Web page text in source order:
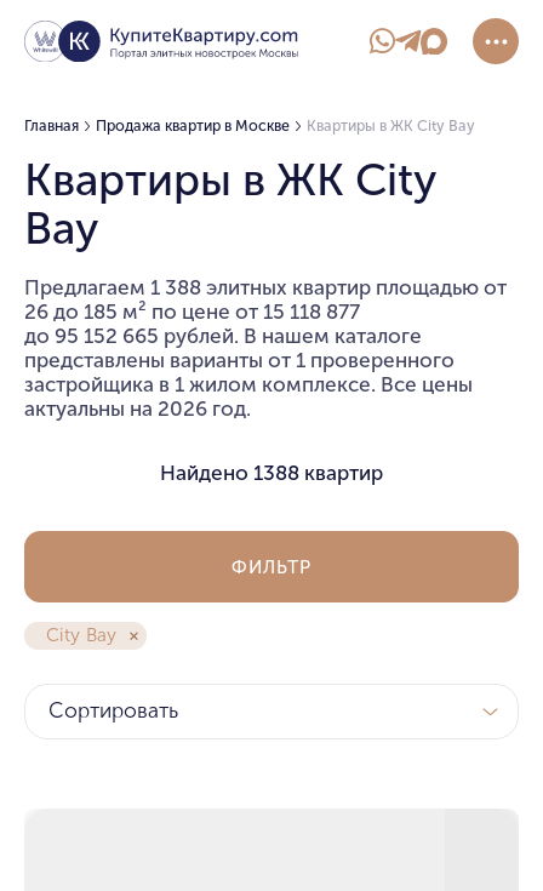
Главная Продажа квартир в Москве Квартиры в ЖК City Bay
Квартиры в ЖК City
Bay
Предлагаем 1 388 элитных квартир площадью от
26 до 185 м² по цене от 15 118 877
до 95 152 665 рублей. В нашем каталоге
представлены варианты от 1 проверенного
застройщика в 1 жилом комплексе. Все цены
актуальны на 2026 год.
Найдено 1388 квартир
City Bay
ФИЛЬТР
Сортировать